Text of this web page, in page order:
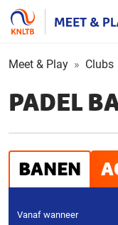
Service
menu
Meet & Play Clubs
PADEL
BANEN
Vanaf wanneer